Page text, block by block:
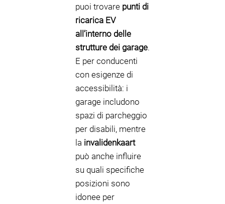
puoi trovare punti di
ricarica EV
all’interno delle
strutture dei garage.
E per conducenti
con esigenze di
accessibilità: i
garage includono
spazi di parcheggio
per disabili, mentre
la invalidenkaart
può anche influire
su quali specifiche
posizioni sono
idonee per